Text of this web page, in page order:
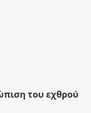
του εχθρού